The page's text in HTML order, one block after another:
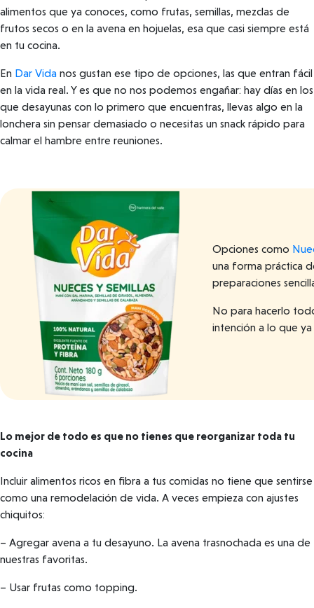
alimentos que ya conoces, como frutas, semillas, mezclas de
frutos secos o en la avena en hojuelas, esa que casi siempre está
en tu cocina.
En Dar Vida nos gustan ese tipo de opciones, las que entran fácil
en la vida real. Y es que no nos podemos engañar: hay días en los
que desayunas con lo primero que encuentras, llevas algo en la
lonchera sin pensar demasiado o necesitas un snack rápido para
calmar el hambre entre reuniones.
Opciones como
una forma práctica
preparaciones
No para hacerlo
intención a lo que
Lo mejor de todo es que no tienes que reorganizar toda tu
cocina
Incluir alimentos ricos en fibra a tus comidas no tiene que sentirse
como una remodelación de vida. A veces empieza con ajustes
chiquitos:
– Agregar avena a tu desayuno. La avena trasnochada es una de
nuestras favoritas.
– Usar frutas como topping.